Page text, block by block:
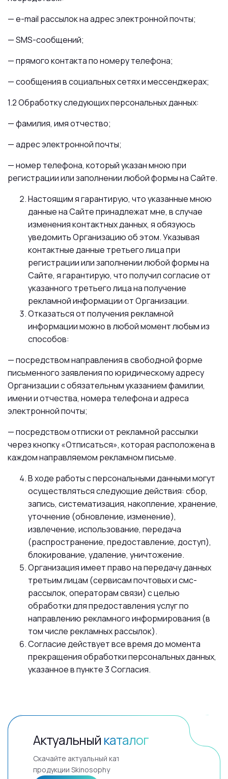
— e-mail рассылок на адрес электронной почты;
— SMS-сообщений;
— прямого контакта по номеру телефона;
— сообщения в социальных сетях и мессенджерах;
1.2 Обработку следующих персональных данных:
— фамилия, имя отчество;
— адрес электронной почты;
— номер телефона, который указан мною при
регистрации или заполнении любой формы на Сайте.
Настоящим я гарантирую, что указанные мною
данные на Сайте принадлежат мне, в случае
изменения контактных данных, я обязуюсь
уведомить Организацию об этом. Указывая
контактные данные третьего лица при
регистрации или заполнении любой формы на
Сайте, я гарантирую, что получил согласие от
указанного третьего лица на получение
рекламной информации от Организации.
Отказаться от получения рекламной
информации можно в любой момент любым из
способов:
— посредством направления в свободной форме
письменного заявления по юридическому адресу
Организации с обязательным указанием фамилии,
имени и отчества, номера телефона и адреса
электронной почты;
— посредством отписки от рекламной рассылки
через кнопку «Отписаться», которая расположена в
каждом направляемом рекламном письме.
В ходе работы с персональными данными могут
осуществляться следующие действия: сбор,
запись, систематизация, накопление, хранение,
уточнение (обновление, изменение),
извлечение, использование, передача
(распространение, предоставление, доступ),
блокирование, удаление, уничтожение.
Организация имеет право на передачу данных
третьим лицам (сервисам почтовых и смс-
рассылок, операторам связи) с целью
обработки для предоставления услуг по
направлению рекламного информирования (в
том числе рекламных рассылок).
Согласие действует все время до момента
прекращения обработки персональных данных,
указанное в пункте 3 Согласия.
Актуальный каталог
Скачайте актуальный каталог
продукции Skinosophy